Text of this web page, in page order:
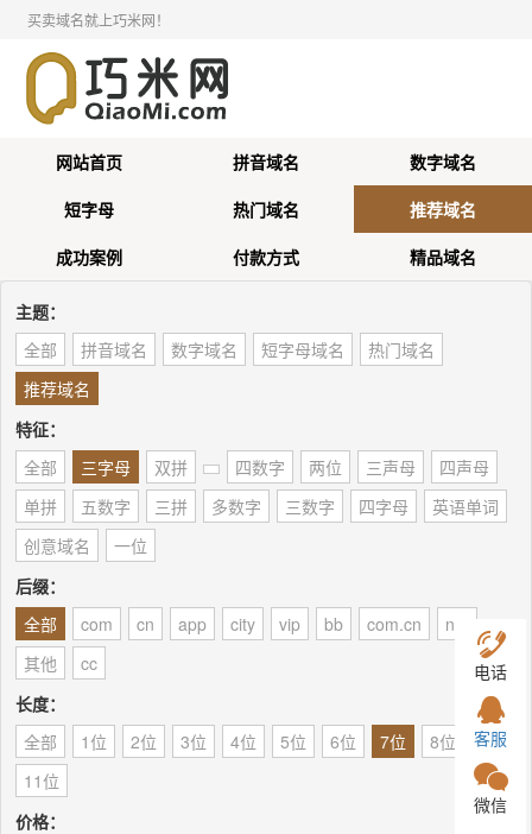
买卖域名就上巧米网！
网站首页 拼音域名
数字域名
短字母
热门域名
推荐域名
成功案例
付款方式 精品域名
主题：
全部
拼音域名 数字域名 短字母域名
热门域名
推荐域名
特征：
全部
三字母 双拼 四数字 两位 三声母
四声母
单拼
五数字 三拼 多数字 三数字 四字母
英语单词
创意域名
一位
后缀：
全部
com cn app city vip bb com.cn
net
其他
cc
长度：
全部
1位 2位 3位 4位 5位 6位 7位 8位
9位
11位
价格：
电话
客服
微信